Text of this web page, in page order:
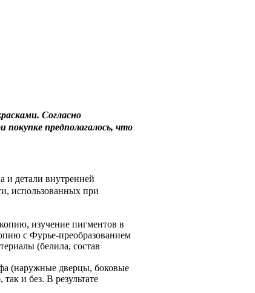
Согласно
предполагалось, что
и детали внутренней
использованных при
изучение пигментов в
с Фурье-преобразованием
(белила, состав
(наружные дверцы, боковые
и без. В результате